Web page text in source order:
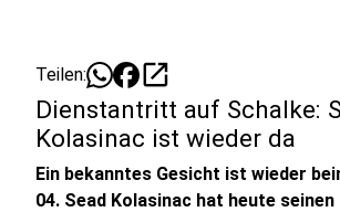
Teilen: open_in_new
Dienstantritt auf Schalke:
Kolasinac ist wieder da
Ein bekanntes Gesicht ist wieder
04. Sead Kolasinac hat heute